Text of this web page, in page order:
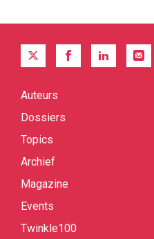
Quick
Auteurs
Dossiers
Topics
Archief
Magazine
Events
Twinkle100